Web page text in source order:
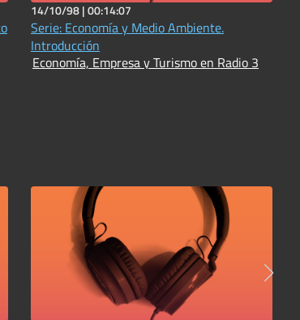
14/10/98 |00:14:07
Serie: Economía y Medio Ambiente.
Introducción
Economía, Empresa y Turismo en Radio 3